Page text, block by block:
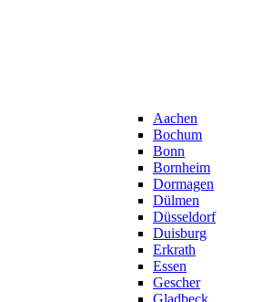
Aachen
Bochum
Bonn
Bornheim
Dormagen
Dülmen
Düsseldorf
Duisburg
Erkrath
Essen
Gescher
Gladbeck